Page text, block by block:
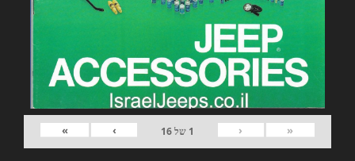
«
‹
1 של16
›
»